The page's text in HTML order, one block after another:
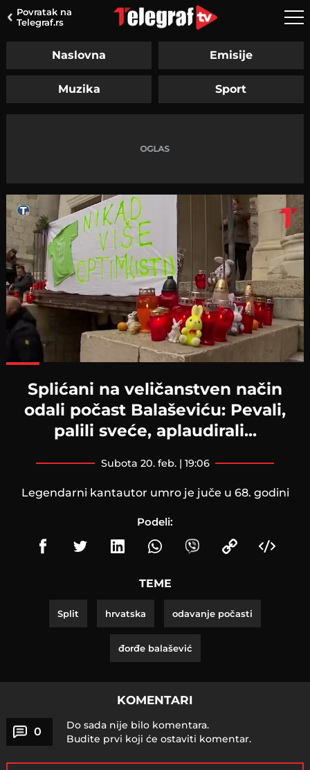
Povratak na
Telegraf.rs
Naslovna Emisije
Muzika Sport
Splićani na veličanstven način
odali počast Balaševiću: Pevali,
palili sveće, aplaudirali...
subota 20. feb. | 19:06
Legendarni kantautor umro je juče u 68. godini
Podeli:
TEME
Split hrvatska odavanje počasti
đorđe balašević
KOMENTARI
0
Do sada nije bilo komentara.
Budite prvi koji će ostaviti komentar.